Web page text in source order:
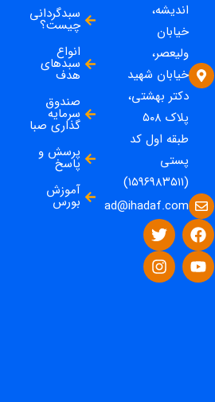
اندیشه،
خیابان
ولیعصر،
خیابان شهید
دکتر بهشتی،
پلاک ۵۰۸
طبقه اول کد
پستی
(۱۵۹۶۹۸۳۵۱۱)
ad@ihadaf.com
سبدگردانی
چیست؟
انواع
سبدهای
هدف
صندوق
سرمایه
گذاری صبا
پرسش و
پاسخ
آموزش
بورس